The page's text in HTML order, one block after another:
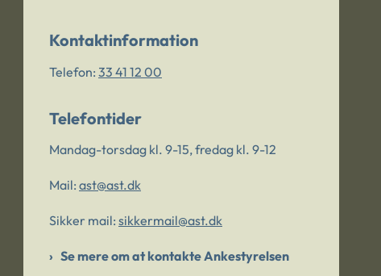
Kontaktinformation
Telefon: 33 41 12 00
Telefontider
Mandag-torsdag kl. 9-15, fredag kl. 9-12
Mail: ast@ast.dk
Sikker mail: sikkermail@ast.dk
Se mere om at kontakte Ankestyrelsen